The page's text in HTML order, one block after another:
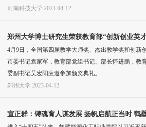
河南科技大学 2023-04-12
郑州大学博士研究生荣获教育部“创新创业英
4月9日，全国第四届教学大师奖、杰出教学奖和创新
市委书记袁家军，教育部党组书记、部长怀进鹏，教
委副书记吴宏阳应邀参加颁奖典礼。
郑州大学 2023-04-12
宣正群：铸魂育人谋发展 扬帆启航正当时 鹤